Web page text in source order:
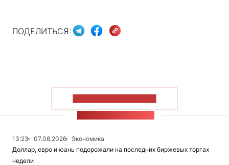
ПОДЕЛИТЬСЯ:
13:23 07.08.2026
Экономика
Доллар, евро и юань подорожали на последних биржевых торгах
недели